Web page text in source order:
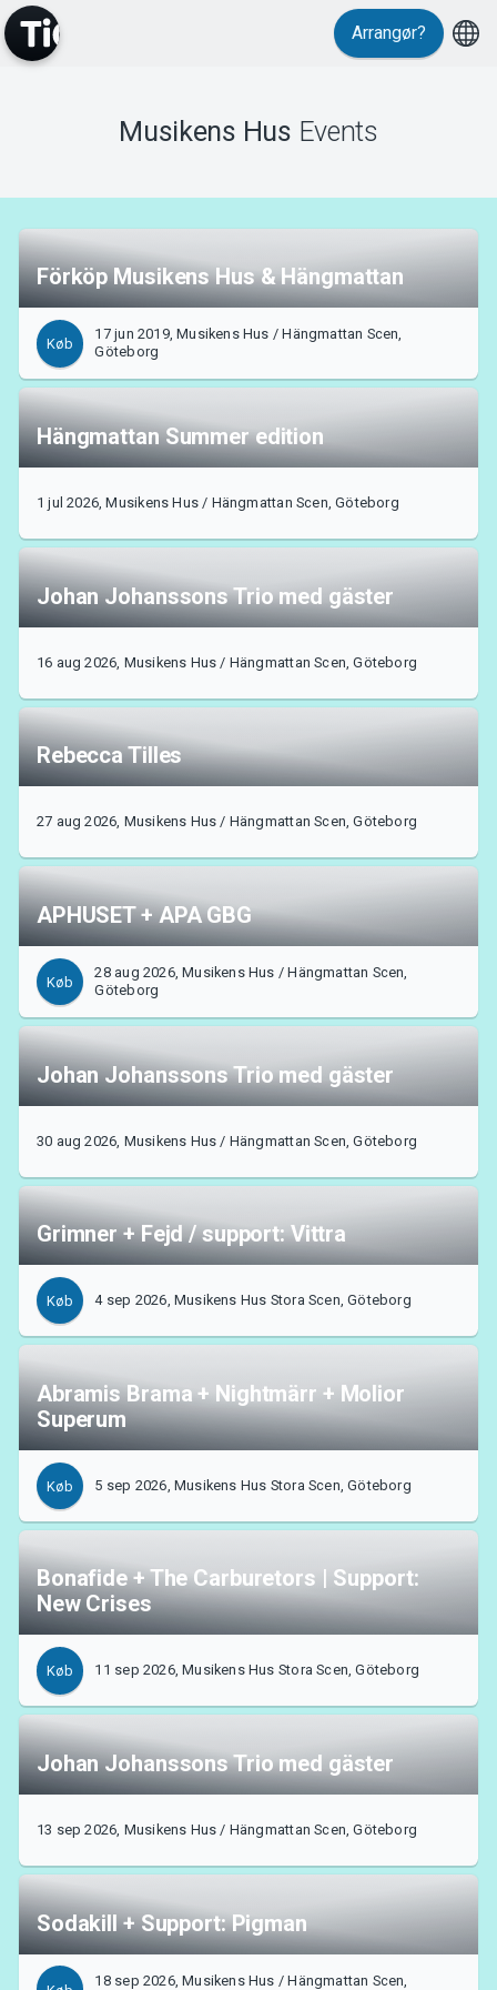
MyTickster
Support
Om Tickster
Arrangør?
Musikens Hus Events
Förköp Musikens Hus & Hängmattan
Køb
17 jun 2019, Musikens Hus / Hängmattan Scen,
Göteborg
Hängmattan Summer edition
1 jul 2026, Musikens Hus / Hängmattan Scen, Göteborg
Johan Johanssons Trio med gäster
16 aug 2026, Musikens Hus / Hängmattan Scen, Göteborg
Rebecca Tilles
27 aug 2026, Musikens Hus / Hängmattan Scen, Göteborg
APHUSET + APA GBG
Køb
28 aug 2026, Musikens Hus / Hängmattan Scen,
Göteborg
Johan Johanssons Trio med gäster
30 aug 2026, Musikens Hus / Hängmattan Scen, Göteborg
Grimner + Fejd / support: Vittra
Køb 4 sep 2026, Musikens Hus Stora Scen, Göteborg
Abramis Brama + Nightmärr + Molior
Superum
Køb 5 sep 2026, Musikens Hus Stora Scen, Göteborg
Bonafide + The Carburetors | Support:
New Crises
Køb 11 sep 2026, Musikens Hus Stora Scen, Göteborg
Johan Johanssons Trio med gäster
13 sep 2026, Musikens Hus / Hängmattan Scen, Göteborg
Sodakill + Support: Pigman
18 sep 2026, Musikens Hus / Hängmattan Scen,